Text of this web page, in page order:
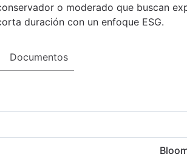
o moderado que buscan
duración con un enfoque ESG.
Documentos